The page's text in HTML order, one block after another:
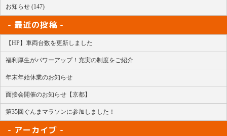
お知らせ (147)
最近の投稿
【HP】車両台数を更新しました
福利厚生がパワーアップ！充実の制度をご紹介
年末年始休業のお知らせ
面接会開催のお知らせ【京都】
第35回ぐんまマラソンに参加しました！
アーカイブ